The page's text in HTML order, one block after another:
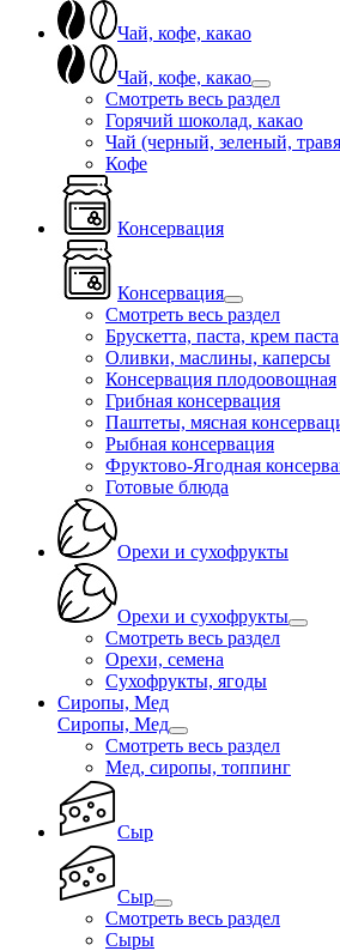
Чай, кофе, какао
Чай, кофе, какао
Смотреть весь раздел
Горячий шоколад, какао
Чай (черный, зеленый,
Кофе
Консервация
Консервация
Смотреть весь раздел
Брускетта, паста, крем паста
Оливки, маслины, каперсы
Консервация плодоовощная
Грибная консервация
Паштеты, мясная
Рыбная консервация
Фруктово-Ягодная
Готовые блюда
Орехи и сухофрукты
Орехи и сухофрукты
Смотреть весь раздел
Орехи, семена
Сухофрукты, ягоды
Сиропы, Мед
Сиропы, Мед
Смотреть весь раздел
Мед, сиропы, топпинг
Сыр
Сыр
Смотреть весь раздел
Сыры